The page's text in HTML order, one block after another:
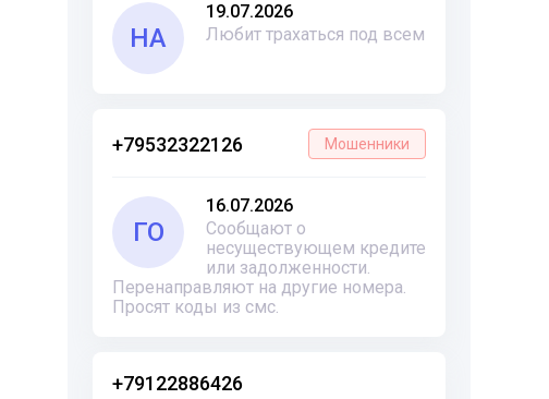
НА
19.07.2026
Любит трахаться под всем
+79532322126 Мошенники
ГО
16.07.2026
Сообщают о
несуществующем кредите
или задолженности.
Перенаправляют на другие номера.
Просят коды из смс.
+79122886426